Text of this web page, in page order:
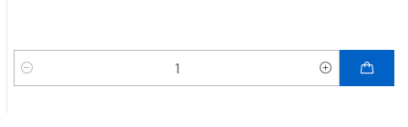
Cantidad